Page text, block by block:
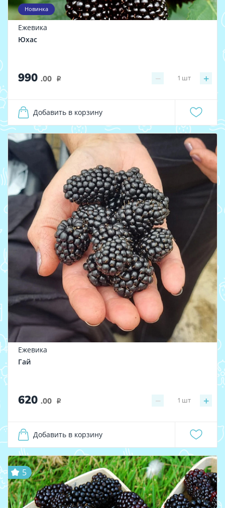
Новинка
Ежевика
Юхас
990 .00 i − +
1 шт
Добавить в корзину
Ежевика
Гай
620 .00 i − +
1 шт
Добавить в корзину
5